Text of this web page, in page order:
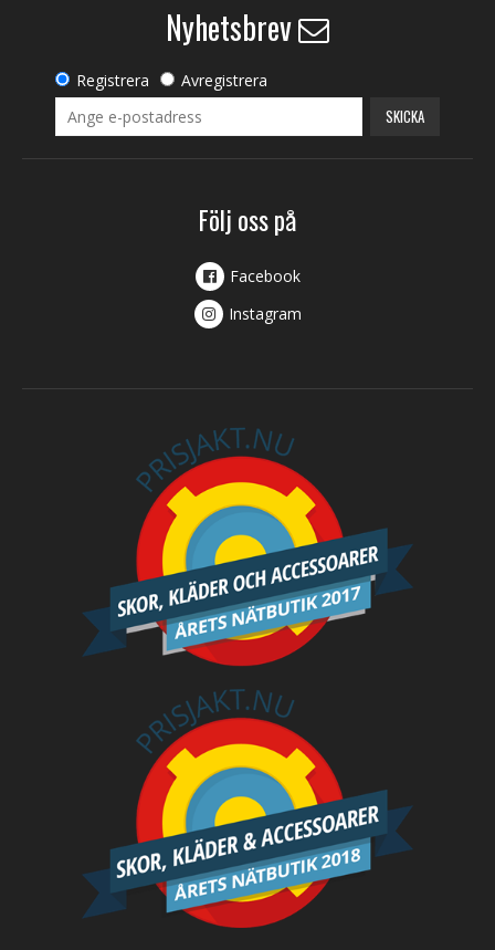
Nyhetsbrev
Registrera Avregistrera
SKICKA
Följ oss på
Facebook
Instagram